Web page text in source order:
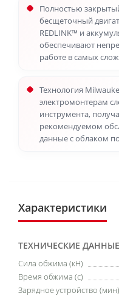
Полностью
бесщеточный
REDLINK™ и
обеспечивают
работе в самых
Технология
электромонтерам
инструмента,
рекомендуемом
данные с облаком
Характеристики
ТЕХНИЧЕСКИЕ ДАННЫЕ
Cила обжима (кН)
Время обжима (с)
Зарядное устройство (мин)